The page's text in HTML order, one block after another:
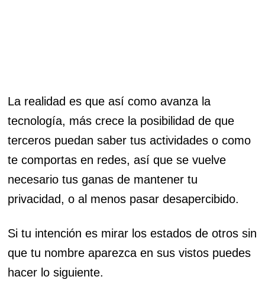
La realidad es que así como avanza la
tecnología, más crece la posibilidad de que
terceros puedan saber tus actividades o como
te comportas en redes, así que se vuelve
necesario tus ganas de mantener tu
privacidad, o al menos pasar desapercibido.
Si tu intención es mirar los estados de otros sin
que tu nombre aparezca en sus vistos puedes
hacer lo siguiente.